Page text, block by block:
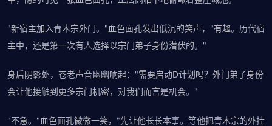
"新宿主加入青木宗外门。"血色面孔发出低沉的笑声，"有趣。历代宿
主中，还是第一次有人选择以宗门弟子身份潜伏的。"
身后阴影处，苍老声音幽幽响起："需要启动D计划吗？外门弟子身份
会让他接触到更多宗门机密，对我们而言是机会。"
"不急。"血色面孔微微一笑，"先让他长长本事。等他把青木宗的外挂